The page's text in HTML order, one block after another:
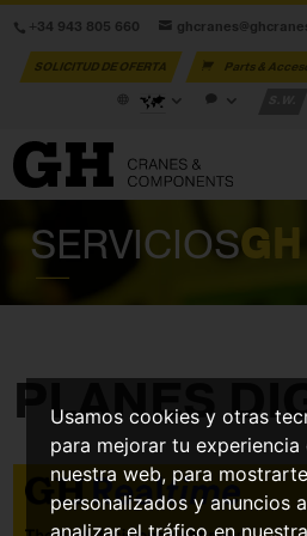
Usamos cookies y otras
para mejorar tu
nuestra web, para
personalizados y anuncios
+34 943 805 660
SOLICITUD DE OFERTA Parts &
SERVICIOSGH
PLANES